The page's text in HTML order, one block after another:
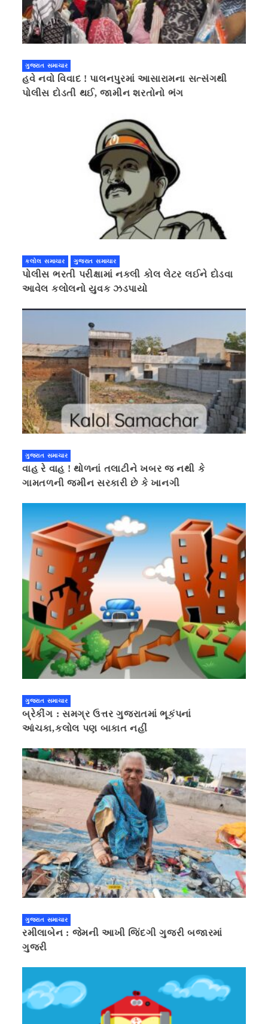
ગુજરાત સમાચાર
હવે નવો વિવાદ ! પાલનપુરમાં આસારામના સત્સંગથી
પોલીસ દોડતી થઈ, જામીન શરતોનો ભંગ
કલોલ સમાચાર ગુજરાત સમાચાર
પોલીસ ભરતી પરીક્ષામાં નકલી કોલ લેટર લઈને દોડવા
આવેલ કલોલનો યુવક ઝડપાયો
ગુજરાત સમાચાર
વાહ રે વાહ ! થોળનાં તલાટીને ખબર જ નથી કે
ગામતળની જમીન સરકારી છે કે ખાનગી
ગુજરાત સમાચાર
બ્રેકીંગ : સમગ્ર ઉત્તર ગુજરાતમાં ભૂકંપનાં
આંચકા,કલોલ પણ બાકાત નહીં
ગુજરાત સમાચાર
રમીલાબેન : જેમની આખી જિંદગી ગુજરી બજારમાં
ગુજરી